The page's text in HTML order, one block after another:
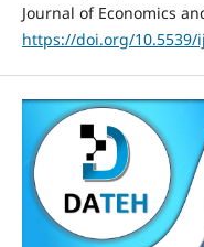
Journal of Economics
https://doi.org/10.5539/